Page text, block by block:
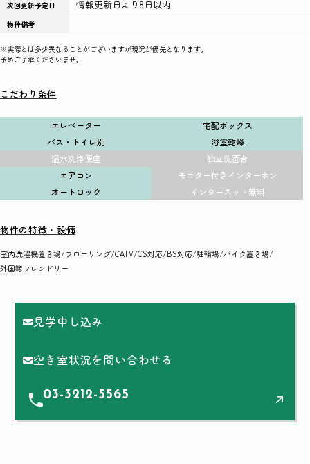
※実際とは多少異なることがございますが現況が優先となります。
予めご了承くださいませ。
次回更新予定日 情報更新日より8日以内
物件備考
こだわり条件
エレベーター
宅配ボックス
バス・トイレ別
浴室乾燥
温水洗浄便座
独立洗面台
エアコン
モニター付きインターホン
オートロック
インターネット無料
物件の特徴・設備
室内洗濯機置き場 フローリング CATV CS対応 BS対応 駐輪場 バイク置き場
外国籍フレンドリー
見学申し込み
空き室状況を問い合わせる
03-3212-5565